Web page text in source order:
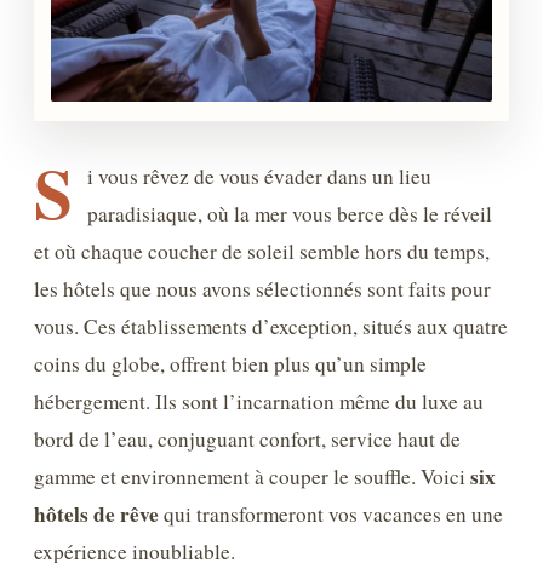
S
i vous rêvez de vous évader dans un lieu
paradisiaque, où la mer vous berce dès le réveil
et où chaque coucher de soleil semble hors du temps,
les hôtels que nous avons sélectionnés sont faits pour
vous. Ces établissements d’exception, situés aux quatre
coins du globe, offrent bien plus qu’un simple
hébergement. Ils sont l’incarnation même du luxe au
bord de l’eau, conjuguant confort, service haut de
gamme et environnement à couper le souffle. Voici six
hôtels de rêvequi transformeront vos vacances en une
expérience inoubliable.